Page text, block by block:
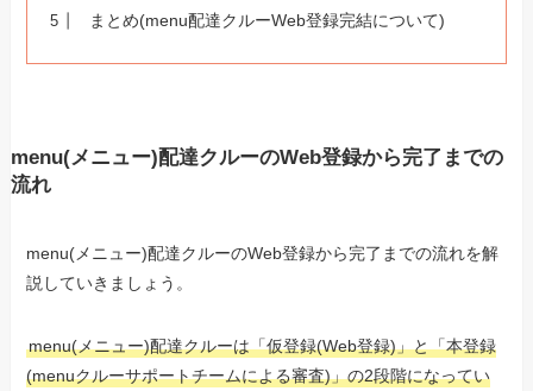
まとめ(menu配達クルーWeb登録完結について)
menu(メニュー)配達クルーのWeb登録から完了までの
流れ
menu(メニュー)配達クルーのWeb登録から完了までの流れを解
説していきましょう。
menu(メニュー)配達クルーは「仮登録(Web登録)」と「本登録
(menuクルーサポートチームによる審査)」の2段階になってい